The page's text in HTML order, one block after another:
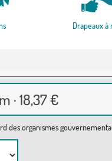
Drapeaux à
· 18,37 €
des organismes